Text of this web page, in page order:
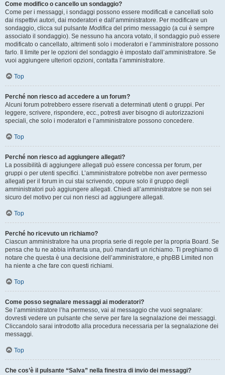
Come modifico o cancello un sondaggio?
Come per i messaggi, i sondaggi possono essere modificati e cancellati solo
dai rispettivi autori, dai moderatori e dall’amministratore. Per modificare un
sondaggio, clicca sul pulsante Modifica del primo messaggio (a cui è sempre
associato il sondaggio). Se nessuno ha ancora votato, il sondaggio può essere
modificato o cancellato, altrimenti solo i moderatori e l’amministratore possono
farlo. Il limite per le opzioni del sondaggio è impostato dall’amministratore. Se
vuoi aggiungere ulteriori opzioni, contatta l’amministratore.
Top
Perché non riesco ad accedere a un forum?
Alcuni forum potrebbero essere riservati a determinati utenti o gruppi. Per
leggere, scrivere, rispondere, ecc., potresti aver bisogno di autorizzazioni
speciali, che solo i moderatori e l’amministratore possono concedere.
Top
Perché non riesco ad aggiungere allegati?
La possibilità di aggiungere allegati può essere concessa per forum, per
gruppi o per utenti specifici. L’amministratore potrebbe non aver permesso
allegati per il forum in cui stai scrivendo, oppure solo il gruppo degli
amministratori può aggiungere allegati. Chiedi all’amministratore se non sei
sicuro del motivo per cui non riesci ad aggiungere allegati.
Top
Perché ho ricevuto un richiamo?
Ciascun amministratore ha una propria serie di regole per la propria Board. Se
pensa che tu ne abbia infranta una, può mandarti un richiamo. Ti preghiamo di
notare che questa è una decisione dell’amministratore, e phpBB Limited non
ha niente a che fare con questi richiami.
Top
Come posso segnalare messaggi ai moderatori?
Se l’amministratore l’ha permesso, vai al messaggio che vuoi segnalare:
dovresti vedere un pulsante che serve per fare la segnalazione dei messaggi.
Cliccandolo sarai introdotto alla procedura necessaria per la segnalazione dei
messaggi.
Top
Che cos’è il pulsante “Salva” nella finestra di invio dei messaggi?